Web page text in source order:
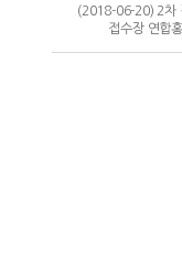
(2018-06-20) 2차
접수장 연합